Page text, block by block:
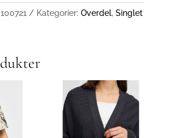
100721 Kategorier: Overdel, Singlet